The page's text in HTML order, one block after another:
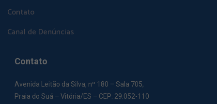
Contato
Canal de Denúncias
Contato
Avenida Leitão da Silva, nº 180 – Sala 705,
Praia do Suá – Vitória/ES – CEP: 29.052-110